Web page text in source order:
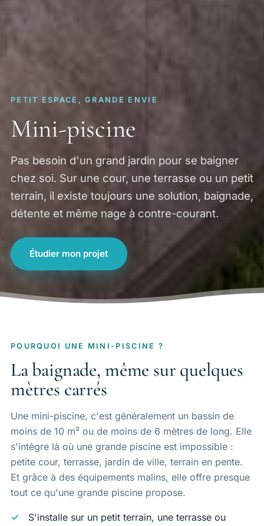
PETIT ESPACE, GRANDE ENVIE
Mini-piscine
Pas besoin d'un grand jardin pour se baigner
chez soi. Sur une cour, une terrasse ou un petit
terrain, il existe toujours une solution, baignade,
détente et même nage à contre-courant.
Étudier mon projet
POURQUOI UNE MINI-PISCINE ?
La baignade, même sur quelques
mètres carrés
Une mini-piscine, c'est généralement un bassin de
moins de 10 m² ou de moins de 6 mètres de long. Elle
s'intègre là où une grande piscine est impossible :
petite cour, terrasse, jardin de ville, terrain en pente.
Et grâce à des équipements malins, elle offre presque
tout ce qu'une grande piscine propose.
S'installe sur un petit terrain, une terrasse ou